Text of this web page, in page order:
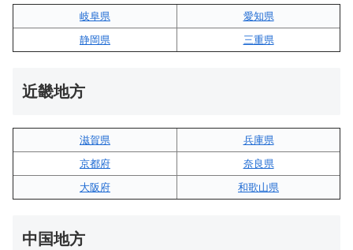
岐阜県
愛知県
静岡県
三重県
近畿地方
滋賀県
兵庫県
京都府
奈良県
大阪府
和歌山県
中国地方